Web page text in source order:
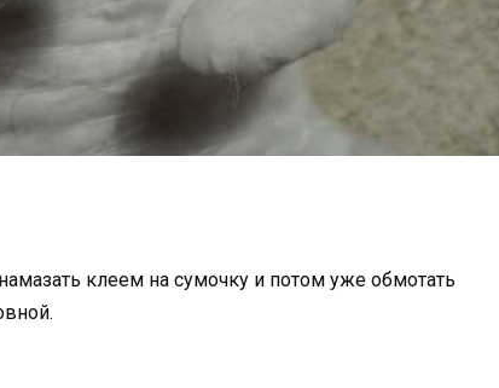
клеем на сумочку и потом уже обмотать